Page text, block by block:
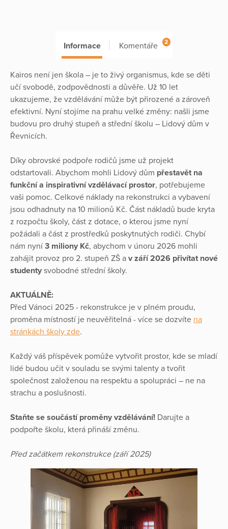
Informace Komentáře 2
Kairos není jen škola – je to živý organismus, kde se děti
učí svobodě, zodpovědnosti a důvěře. Už 10 let
ukazujeme, že vzdělávání může být přirozené a zároveň
efektivní. Nyní stojíme na prahu velké změny: našli jsme
budovu pro druhý stupeň a střední školu – Lidový dům v
Řevnicích.
Díky obrovské podpoře rodičů jsme už projekt
odstartovali. Abychom mohli Lidový dům přestavět na
funkční a inspirativní vzdělávací prostor, potřebujeme
vaši pomoc. Celkové náklady na rekonstrukci a vybavení
jsou odhadnuty na 10 milionů Kč. Část nákladů bude kryta
z rozpočtu školy, část z dotace, o kterou jsme nyní
požádali a část z prostředků poskytnutých rodiči. Chybí
nám nyní3 miliony Kč, abychom v únoru 2026 mohli
zahájit provoz pro 2. stupeň ZŠ a v září 2026 přivítat nové
studenty svobodné střední školy.
AKTUÁLNĚ:
Před Vánoci 2025 - rekonstrukce je v plném proudu,
proměna místností je neuvěřitelná - více se dozvíte na
stránkách školy zde.
Každý váš příspěvek pomůže vytvořit prostor, kde se mladí
lidé budou učit v souladu se svými talenty a tvořit
společnost založenou na respektu a spolupráci – ne na
strachu a poslušnosti.
Staňte se součástí proměny vzdělávání! Darujte a
podpořte školu, která přináší změnu.
Před začátkem rekonstrukce (září 2025)